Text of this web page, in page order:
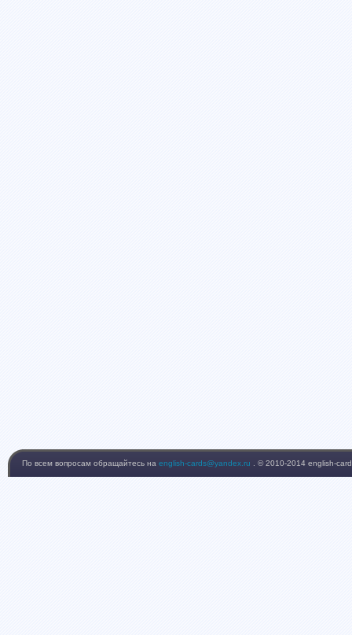
По всем вопросам обращайтесь на english-cards@yandex.ru . © 2010-2014 english-